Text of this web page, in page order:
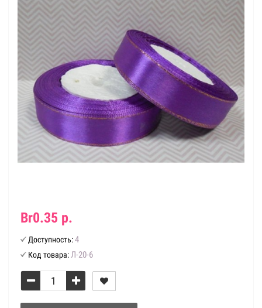
Br0.35 р.
Доступность:4
Код товара:Л-20-6